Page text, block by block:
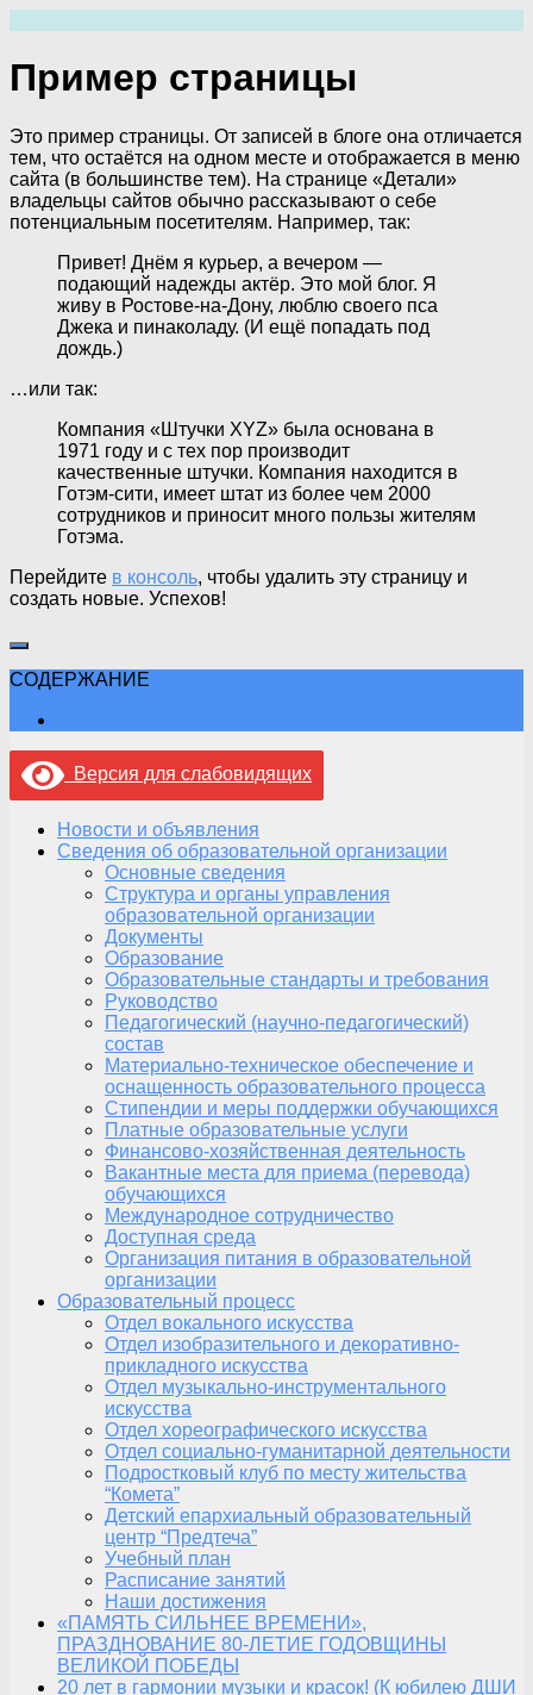
содержимому
Пример страницы
Это пример страницы. От записей в блоге она отличается
тем, что остаётся на одном месте и отображается в меню
сайта (в большинстве тем). На странице «Детали»
владельцы сайтов обычно рассказывают о себе
потенциальным посетителям. Например, так:
Привет! Днём я курьер, а вечером —
подающий надежды актёр. Это мой блог. Я
живу в Ростове-на-Дону, люблю своего пса
Джека и пинаколаду. (И ещё попадать под
дождь.)
…или так:
Компания «Штучки XYZ» была основана в
1971 году и с тех пор производит
качественные штучки. Компания находится в
Готэм-сити, имеет штат из более чем 2000
сотрудников и приносит много пользы жителям
Готэма.
Перейдите в консоль, чтобы удалить эту страницу и
создать новые. Успехов!
СОДЕРЖАНИЕ
Версия для слабовидящих
Новости и объявления
Сведения об образовательной организации
Основные сведения
Структура и органы управления
образовательной организации
Документы
Образование
Образовательные стандарты и требования
Руководство
Педагогический (научно-педагогический)
состав
Материально-техническое обеспечение и
оснащенность образовательного процесса
Стипендии и меры поддержки обучающихся
Платные образовательные услуги
Финансово-хозяйственная деятельность
Вакантные места для приема (перевода)
обучающихся
Международное сотрудничество
Доступная среда
Организация питания в образовательной
организации
Образовательный процесс
Отдел вокального искусства
Отдел изобразительного и декоративно-
прикладного искусства
Отдел музыкально-инструментального
искусства
Отдел хореографического искусства
Отдел социально-гуманитарной деятельности
Подростковый клуб по месту жительства
“Комета”
Детский епархиальный образовательный
центр “Предтеча”
Учебный план
Расписание занятий
Наши достижения
«ПАМЯТЬ СИЛЬНЕЕ ВРЕМЕНИ»,
ПРАЗДНОВАНИЕ 80-ЛЕТИЕ ГОДОВЩИНЫ
ВЕЛИКОЙ ПОБЕДЫ
20 лет в гармонии музыки и красок! (К юбилею ДШИ